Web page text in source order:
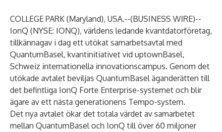
COLLEGE PARK (Maryland), USA.--(BUSINESS WIRE)--
IonQ (NYSE: IONQ), världens ledande kvantdatorföretag,
tillkännagav i dag ett utökat samarbetsavtal med
QuantumBasel, kvantinitiativet vid uptownBasel,
Schweiz internationella innovationscampus. Genom det
utökade avtalet beviljas QuantumBasel äganderätten till
det befintliga IonQ Forte Enterprise-systemet och blir
ägare av ett nästa generationens Tempo-system.
Det nya avtalet ökar det totala värdet av samarbetet
mellan QuantumBasel och IonQ till över 60 miljoner